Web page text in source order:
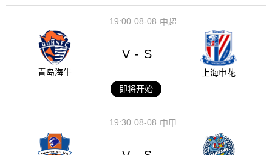
08-08
19:00 中超
青岛海牛
V - S
上海申花
即将开始
08-08
19:30 中甲